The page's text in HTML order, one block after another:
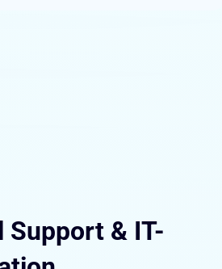
Support & IT-